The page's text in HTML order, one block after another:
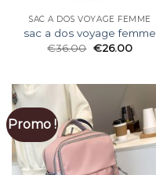
SAC A DOS VOYAGE FEMME
sac a dos voyage femme
€36.00 €26.00
Promo !